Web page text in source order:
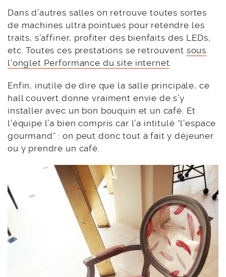
Dans d’autres salles on retrouve toutes sortes
de machines ultra pointues pour retendre les
traits, s’affiner, profiter des bienfaits des LEDs,
etc. Toutes ces prestations se retrouvent sous
l’onglet Performance du site internet.
Enfin, inutile de dire que la salle principale, ce
hall couvert donne vraiment envie de s’y
installer avec un bon bouquin et un café. Et
l’équipe l’a bien compris car l’a intitulé “l’espace
gourmand” : on peut donc tout à fait y déjeuner
ou y prendre un café.